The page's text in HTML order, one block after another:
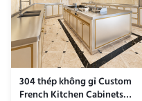
304 thép không gỉ Custom
French Kitchen Cabinets